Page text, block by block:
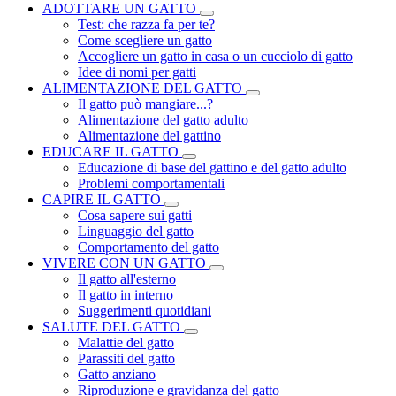
ADOTTARE UN GATTO
Test: che razza fa per te?
Come scegliere un gatto
Accogliere un gatto in casa o un cucciolo di gatto
Idee di nomi per gatti
ALIMENTAZIONE DEL GATTO
Il gatto può mangiare...?
Alimentazione del gatto adulto
Alimentazione del gattino
EDUCARE IL GATTO
Educazione di base del gattino e del gatto adulto
Problemi comportamentali
CAPIRE IL GATTO
Cosa sapere sui gatti
Linguaggio del gatto
Comportamento del gatto
VIVERE CON UN GATTO
Il gatto all'esterno
Il gatto in interno
Suggerimenti quotidiani
SALUTE DEL GATTO
Malattie del gatto
Parassiti del gatto
Gatto anziano
Riproduzione e gravidanza del gatto